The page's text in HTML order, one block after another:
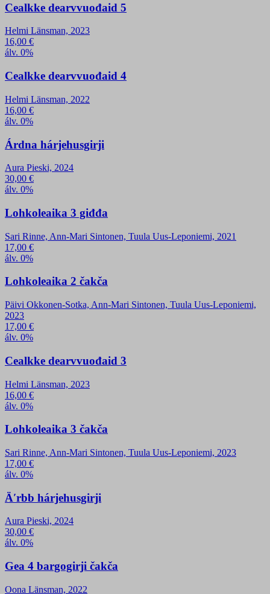
Cealkke dearvvuođaid 5
Helmi Länsman, 2023
16,00 €
álv. 0%
Cealkke dearvvuođaid 4
Helmi Länsman, 2022
16,00 €
álv. 0%
Árdna hárjehusgirji
Aura Pieski, 2024
30,00 €
álv. 0%
Lohkoleaika 3 giđđa
Sari Rinne, Ann-Mari Sintonen, Tuula Uus-Leponiemi, 2021
17,00 €
álv. 0%
Lohkoleaika 2 čakča
Päivi Okkonen-Sotka, Ann-Mari Sintonen, Tuula Uus-Leponiemi,
2023
17,00 €
álv. 0%
Cealkke dearvvuođaid 3
Helmi Länsman, 2023
16,00 €
álv. 0%
Lohkoleaika 3 čakča
Sari Rinne, Ann-Mari Sintonen, Tuula Uus-Leponiemi, 2023
17,00 €
álv. 0%
Äʹrbb hárjehusgirji
Aura Pieski, 2024
30,00 €
álv. 0%
Gea 4 bargogirji čakča
Oona Länsman, 2022